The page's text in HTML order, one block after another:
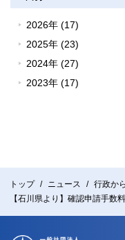
2026年 (17)
2025年 (23)
2024年 (27)
2023年 (17)
トップ ニュース
行政から
【石川県より】確認申請手数